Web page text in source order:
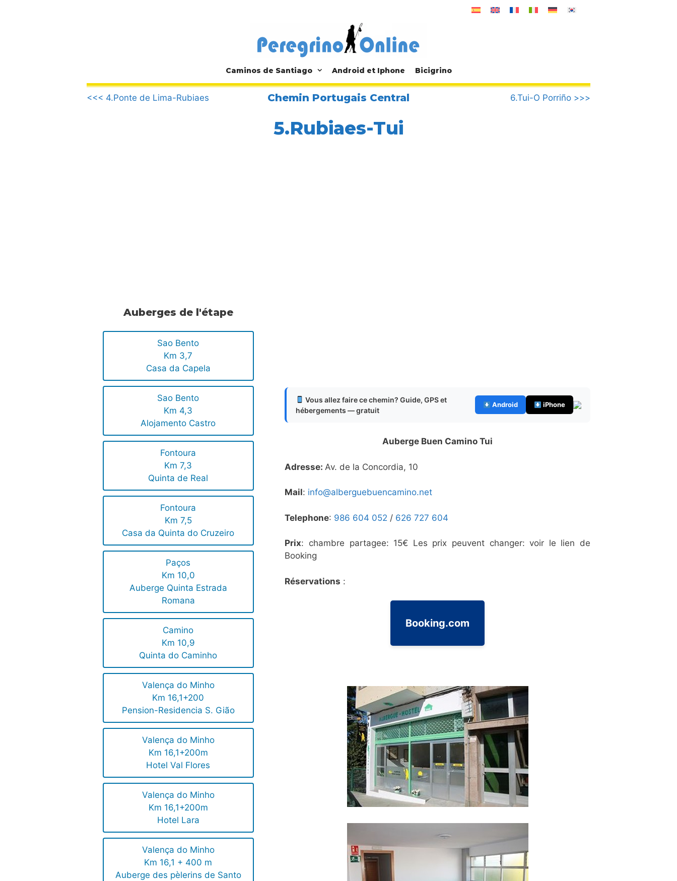
Caminos de Santiago Android et Iphone Bicigrino
.
<<< 4.Ponte de Lima-Rubiaes
Chemin Portugais Central 6.Tui-O Porriño >>>
5.Rubiaes-Tui
Auberges de l'étape
Sao Bento
Km 3,7
Casa da Capela
Sao Bento
Km 4,3
Alojamento Castro
Fontoura
Km 7,3
Quinta de Real
Fontoura
Km 7,5
Casa da Quinta do Cruzeiro
Paços
Km 10,0
Auberge Quinta Estrada
Romana
Camino
Km 10,9
Quinta do Caminho
Valença do Minho
Km 16,1+200
Pension-Residencia S. Gião
Valença do Minho
Km 16,1+200m
Hotel Val Flores
Valença do Minho
Km 16,1+200m
Hotel Lara
Valença do Minho
Km 16,1 + 400 m
Auberge des pèlerins de Santo
Vous allez faire ce chemin? Guide, GPS et
hébergements — gratuit
Android iPhone
Auberge Buen Camino Tui
Adresse: Av. de la Concordia, 10
Mail: info@alberguebuencamino.net
Telephone: 986 604 052 / 626 727 604
Prix: chambre partagee: 15€ Les prix peuvent changer: voir le lien de
Booking
Réservations :
Booking.com